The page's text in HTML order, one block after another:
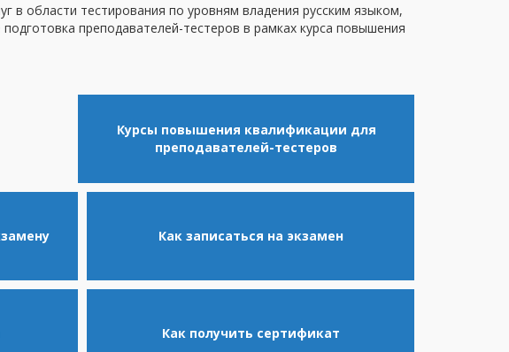
в области тестирования по уровням владения русским языком,
преподавателей-тестеров в рамках курса повышения
Курсы повышения квалификации для
преподавателей-тестеров
Как записаться на экзамен
Как получить сертификат